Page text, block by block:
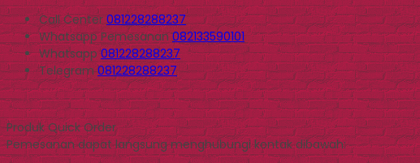
Call Center081228288237
WhatsappPemesanan 082133590101
Whatsapp081228288237
Telegram081228288237
Produk Quick Order
Pemesanan dapat langsung menghubungi kontak dibawah: